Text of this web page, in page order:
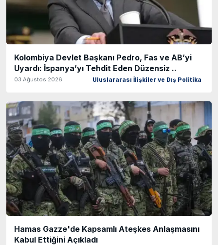
Kolombiya Devlet Başkanı Pedro, Fas ve AB’yi
Uyardı: İspanya’yı Tehdit Eden Düzensiz ..
03 Ağustos 2026 Uluslararası İlişkiler ve Dış Politika
Hamas Gazze'de Kapsamlı Ateşkes Anlaşmasını
Kabul Ettiğini Açıkladı